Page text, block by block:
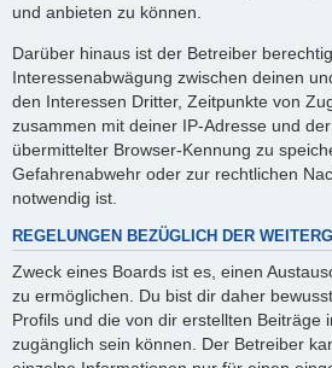
und anbieten zu können.
Darüber hinaus ist der Betreiber
Interessenabwägung zwischen deinen
den Interessen Dritter, Zeitpunkte von
zusammen mit deiner IP-Adresse und
übermittelter Browser-Kennung zu
Gefahrenabwehr oder zur rechtlichen
notwendig ist.
REGELUNGEN BEZÜGLICH DER
Zweck eines Boards ist es, einen
zu ermöglichen. Du bist dir daher
Profils und die von dir erstellten Beiträge
zugänglich sein können. Der Betreiber